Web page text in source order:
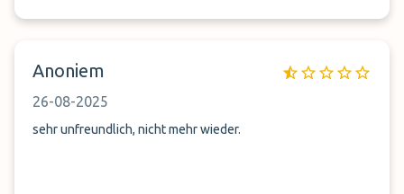
Anoniem
26-08-2025
sehr unfreundlich, nicht mehr wieder.